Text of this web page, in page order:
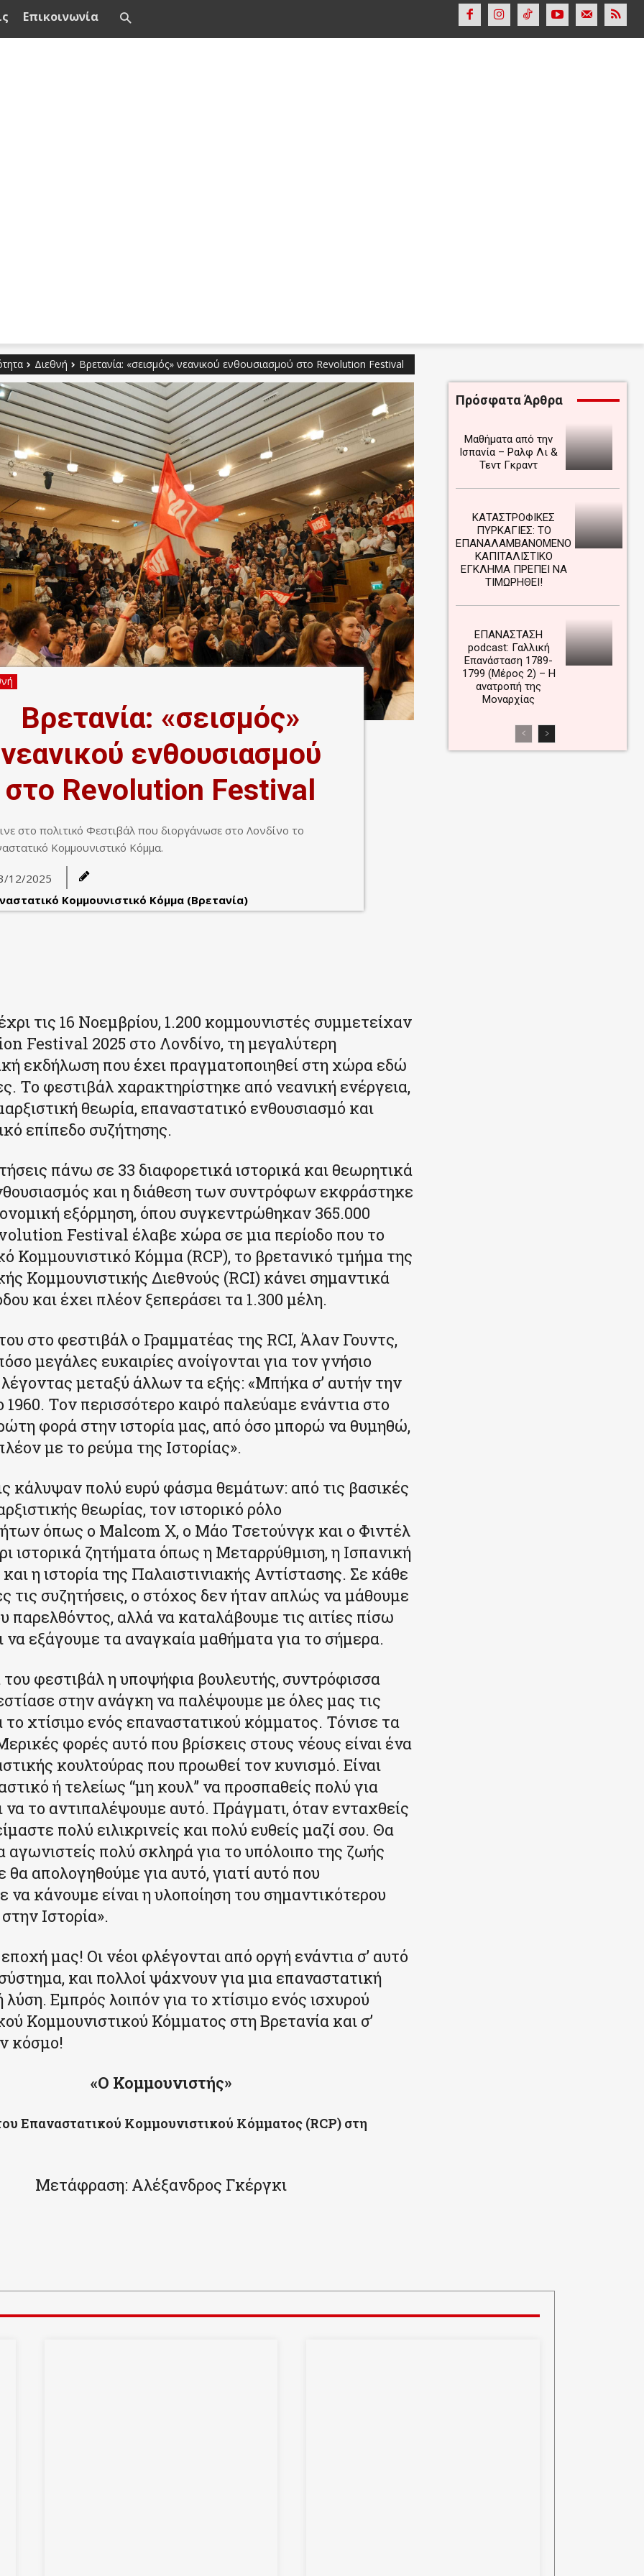
Επικοινωνία
Διεθνή Βρετανία: «σεισμός» νεανικού ενθουσιασμού στο Revolution Festival
Βρετανία: «σεισμός»
νεανικού ενθουσιασμού
στο Revolution Festival
στο πολιτικό Φεστιβάλ που διοργάνωσε στο Λονδίνο το
Κομμουνιστικό Κόμμα.
12/2025
Κομμουνιστικό Κόμμα (Βρετανία)
τις 16 Νοεμβρίου, 1.200 κομμουνιστές συμμετείχαν
Festival 2025 στο Λονδίνο, τη μεγαλύτερη
εκδήλωση που έχει πραγματοποιηθεί στη χώρα εδώ
Το φεστιβάλ χαρακτηρίστηκε από νεανική ενέργεια,
θεωρία, επαναστατικό ενθουσιασμό και
επίπεδο συζήτησης.
πάνω σε 33 διαφορετικά ιστορικά και θεωρητικά
και η διάθεση των συντρόφων εκφράστηκε
εξόρμηση, όπου συγκεντρώθηκαν 365.000
Festival έλαβε χώρα σε μια περίοδο που το
Κομμουνιστικό Κόμμα (RCP), το βρετανικό τμήμα της
Κομμουνιστικής Διεθνούς (RCI) κάνει σημαντικά
και έχει πλέον ξεπεράσει τα 1.300 μέλη.
στο φεστιβάλ ο Γραμματέας της RCI, Άλαν Γουντς,
μεγάλες ευκαιρίες ανοίγονται για τον γνήσιο
μεταξύ άλλων τα εξής: «Μπήκα σ’ αυτήν την
Τον περισσότερο καιρό παλεύαμε ενάντια στο
φορά στην ιστορία μας, από όσο μπορώ να θυμηθώ,
με το ρεύμα της Ιστορίας».
κάλυψαν πολύ ευρύ φάσμα θεμάτων: από τις βασικές
θεωρίας, τον ιστορικό ρόλο
όπως ο Malcom Χ, ο Μάο Τσετούνγκ και ο Φιντέλ
ιστορικά ζητήματα όπως η Μεταρρύθμιση, η Ισπανική
η ιστορία της Παλαιστινιακής Αντίστασης. Σε κάθε
τις συζητήσεις, ο στόχος δεν ήταν απλώς να μάθουμε
παρελθόντος, αλλά να καταλάβουμε τις αιτίες πίσω
να εξάγουμε τα αναγκαία μαθήματα για το σήμερα.
φεστιβάλ η υποψήφια βουλευτής, συντρόφισσα
στην ανάγκη να παλέψουμε με όλες μας τις
το χτίσιμο ενός επαναστατικού κόμματος. Τόνισε τα
φορές αυτό που βρίσκεις στους νέους είναι ένα
κουλτούρας που προωθεί τον κυνισμό. Είναι
ή τελείως “μη κουλ” να προσπαθείς πολύ για
να το αντιπαλέψουμε αυτό. Πράγματι, όταν ενταχθείς
πολύ ειλικρινείς και πολύ ευθείς μαζί σου. Θα
αγωνιστείς πολύ σκληρά για το υπόλοιπο της ζωής
θα απολογηθούμε για αυτό, γιατί αυτό που
να κάνουμε είναι η υλοποίηση του σημαντικότερου
Ιστορία».
μας! Οι νέοι φλέγονται από οργή ενάντια σ’ αυτό
και πολλοί ψάχνουν για μια επαναστατική
Εμπρός λοιπόν για το χτίσιμο ενός ισχυρού
Κομμουνιστικού Κόμματος στη Βρετανία και σ’
κόσμο!
«Ο Κομμουνιστής»
Επαναστατικού Κομμουνιστικού Κόμματος (RCP) στη
Μετάφραση: Αλέξανδρος Γκέργκι
Πρόσφατα Άρθρα
Μαθήματα από την
Ισπανία – Ραλφ Λι &
Τεντ Γκραντ
ΚΑΤΑΣΤΡΟΦΙΚΕΣ
ΠΥΡΚΑΓΙΕΣ: ΤΟ
ΕΠΑΝΑΛΑΜΒΑΝΟΜΕΝΟ
ΚΑΠΙΤΑΛΙΣΤΙΚΟ
ΕΓΚΛΗΜΑ ΠΡΕΠΕΙ ΝΑ
ΤΙΜΩΡΗΘΕΙ!
ΕΠΑΝΑΣΤΑΣΗ
podcast: Γαλλική
Επανάσταση 1789-
1799 (Μέρος 2) – Η
ανατροπή της
Μοναρχίας